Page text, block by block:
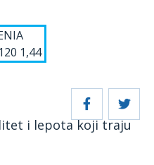
i lepota koji traju